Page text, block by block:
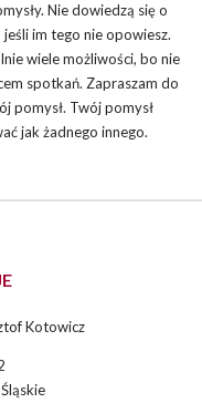
Nie dowiedzą się o
im tego nie opowiesz.
wiele możliwości, bo nie
spotkań. Zapraszam do
pomysł. Twój pomysł
jak żadnego innego.
Kotowicz